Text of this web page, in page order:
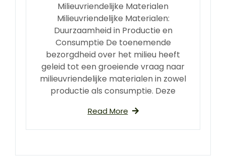
Milieuvriendelijke Materialen
Milieuvriendelijke Materialen:
Duurzaamheid in Productie en
Consumptie De toenemende
bezorgdheid over het milieu heeft
geleid tot een groeiende vraag naar
milieuvriendelijke materialen in zowel
productie als consumptie. Deze
Read More